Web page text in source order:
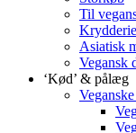
Til
Asiatisk
Vegansk
‘Kød’ & pålæg